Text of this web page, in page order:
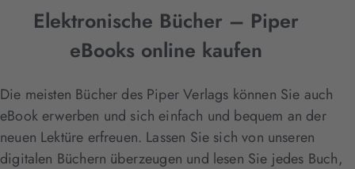
Elektronische Bücher – Piper
eBooks online kaufen
Die meisten Bücher des Piper Verlags können Sie auch
eBook erwerben und sich einfach und bequem an der
neuen Lektüre erfreuen. Lassen Sie sich von unseren
digitalen Büchern überzeugen und lesen Sie jedes Buch,